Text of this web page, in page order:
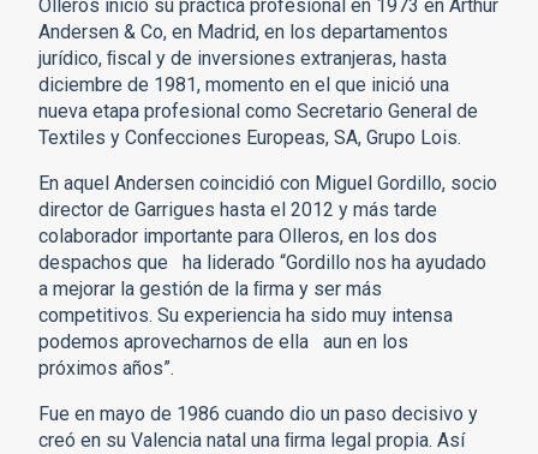
Olleros inició su práctica profesional en 1973 en Arthur
Andersen & Co, en Madrid, en los departamentos
jurídico, ﬁscal y de inversiones extranjeras, hasta
diciembre de 1981, momento en el que inició una
nueva etapa profesional como Secretario General de
Textiles y Confecciones Europeas, SA, Grupo Lois.
En aquel Andersen coincidió con Miguel Gordillo, socio
director de Garrigues hasta el 2012 y más tarde
colaborador importante para Olleros, en los dos
despachos que ha liderado “Gordillo nos ha ayudado
a mejorar la gestión de la ﬁrma y ser más
competitivos. Su experiencia ha sido muy intensa
podemos aprovecharnos de ella aun en los
próximos años”.
Fue en mayo de 1986 cuando dio un paso decisivo y
creó en su Valencia natal una ﬁrma legal propia. Así